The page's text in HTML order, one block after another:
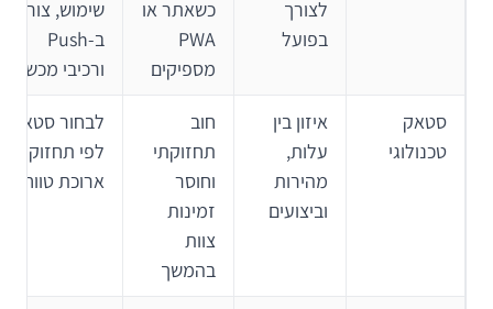
לצורך
בפועל
כשאתר או
PWA
מספיקים
שימוש, צורך
ב-Push
ורכיבי מכשיר
סטאק
טכנולוגי
איזון בין
עלות,
מהירות
וביצועים
חוב
תחזוקתי
וחוסר
זמינות
צוות
בהמשך
לבחור סטאק
לפי תחזוקה
ארוכת טווח